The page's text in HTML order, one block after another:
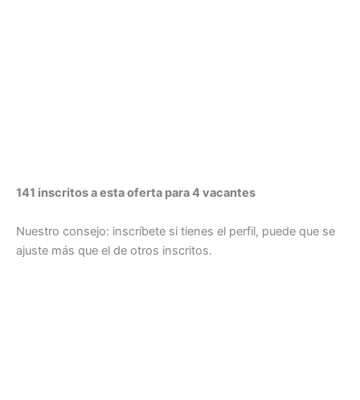
141 inscritos a esta oferta para 4 vacantes
Nuestro consejo: inscríbete si tienes el perfil, puede que se
ajuste más que el de otros inscritos.